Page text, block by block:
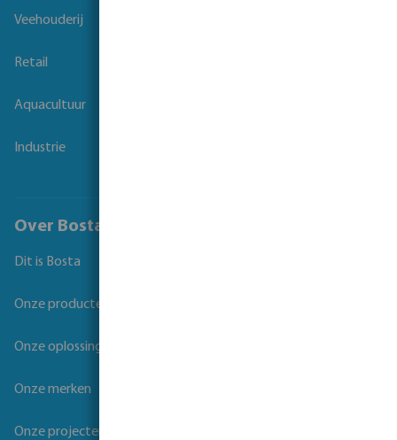
Veehouderij
Retail
Aquacultuur
Industrie
Over Bosta
Dit is Bosta
Onze producten
Onze oplossingen
Onze merken
Onze projecten